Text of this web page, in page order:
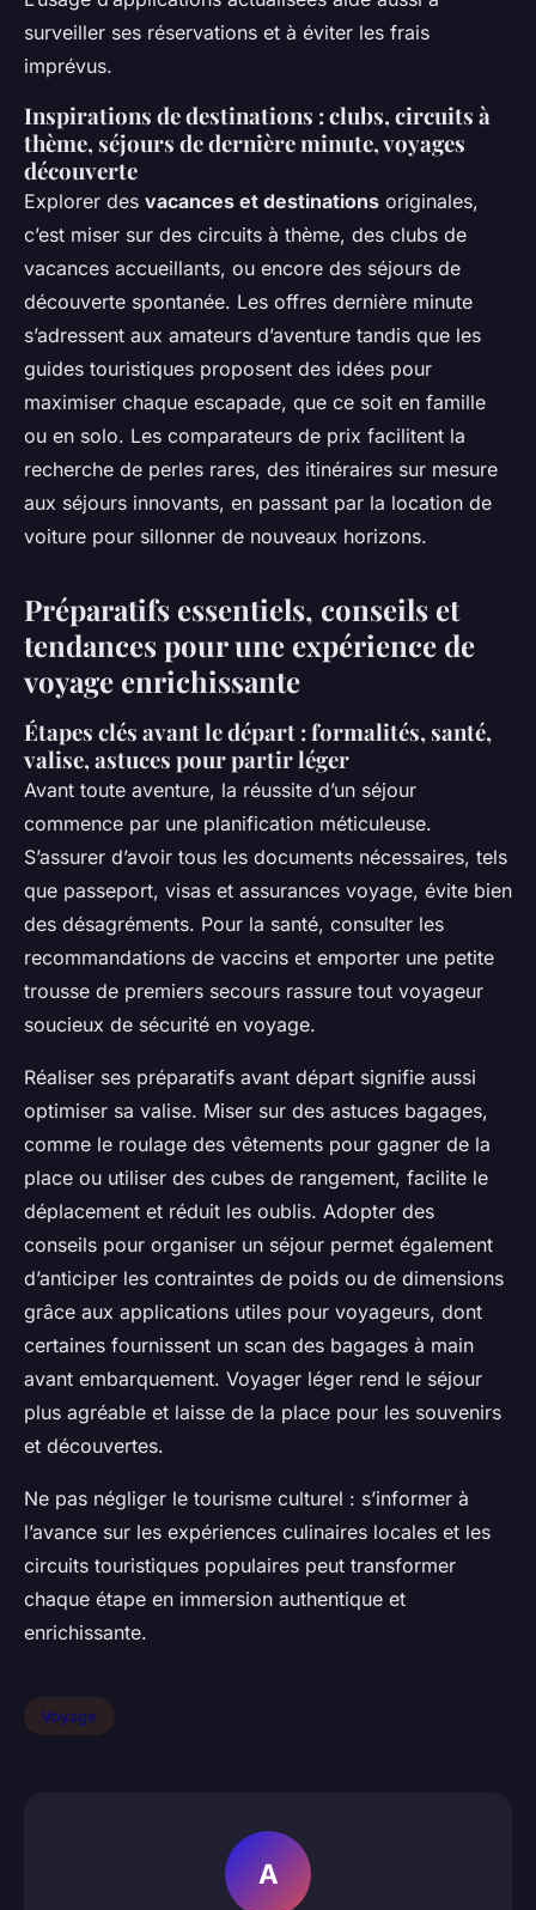
surveiller ses réservations et à éviter les frais
imprévus.
Inspirations de destinations : clubs, circuits à
thème, séjours de dernière minute, voyages
découverte
Explorer des vacances et destinations originales,
c’est miser sur des circuits à thème, des clubs de
vacances accueillants, ou encore des séjours de
découverte spontanée. Les offres dernière minute
s’adressent aux amateurs d’aventure tandis que les
guides touristiques proposent des idées pour
maximiser chaque escapade, que ce soit en famille
ou en solo. Les comparateurs de prix facilitent la
recherche de perles rares, des itinéraires sur mesure
aux séjours innovants, en passant par la location de
voiture pour sillonner de nouveaux horizons.
Préparatifs essentiels, conseils et
tendances pour une expérience de
voyage enrichissante
Étapes clés avant le départ : formalités, santé,
valise, astuces pour partir léger
Avant toute aventure, la réussite d’un séjour
commence par une planification méticuleuse.
S’assurer d’avoir tous les documents nécessaires, tels
que passeport, visas et assurances voyage, évite bien
des désagréments. Pour la santé, consulter les
recommandations de vaccins et emporter une petite
trousse de premiers secours rassure tout voyageur
soucieux de sécurité en voyage.
Réaliser ses préparatifs avant départ signifie aussi
optimiser sa valise. Miser sur des astuces bagages,
comme le roulage des vêtements pour gagner de la
place ou utiliser des cubes de rangement, facilite le
déplacement et réduit les oublis. Adopter des
conseils pour organiser un séjour permet également
d’anticiper les contraintes de poids ou de dimensions
grâce aux applications utiles pour voyageurs, dont
certaines fournissent un scan des bagages à main
avant embarquement. Voyager léger rend le séjour
plus agréable et laisse de la place pour les souvenirs
et découvertes.
Ne pas négliger le tourisme culturel : s’informer à
l’avance sur les expériences culinaires locales et les
circuits touristiques populaires peut transformer
chaque étape en immersion authentique et
enrichissante.
Voyage
A